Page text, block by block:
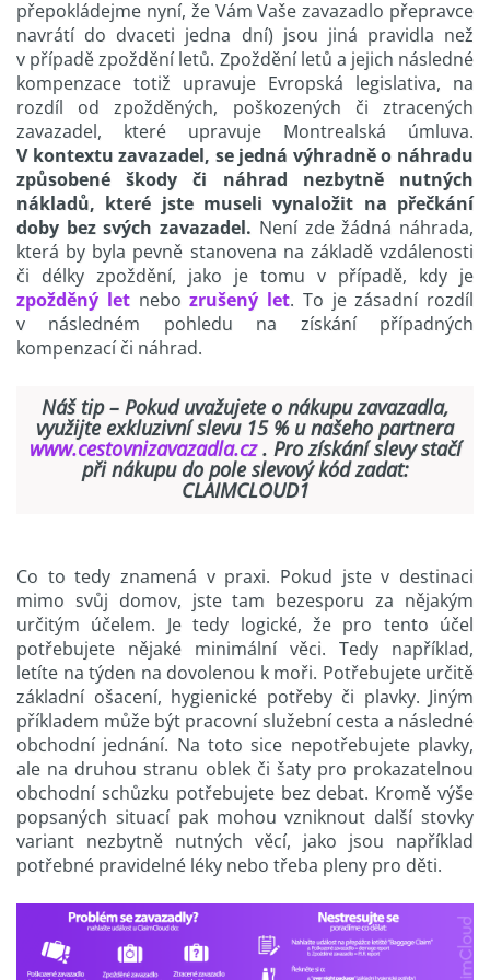
přepokládejme nyní, že Vám Vaše zavazadlo přepravce
navrátí do dvaceti jedna dní) jsou jiná pravidla než
v případě zpoždění letů. Zpoždění letů a jejich následné
kompenzace totiž upravuje Evropská legislativa, na
rozdíl od zpožděných, poškozených či ztracených
zavazadel, které upravuje Montrealská úmluva.
V kontextu zavazadel, se jedná výhradně o náhradu
způsobené škody či náhrad nezbytně nutných
nákladů, které jste museli vynaložit na přečkání
doby bez svých zavazadel. Není zde žádná náhrada,
která by byla pevně stanovena na základě vzdálenosti
či délky zpoždění, jako je tomu v případě, kdy je
zpožděný letnebozrušený let. To je zásadní rozdíl
v následném pohledu na získání případných
kompenzací či náhrad.
Náš tip – Pokud uvažujete o nákupu zavazadla,
využijte exkluzivní slevu 15 % u našeho partnera
www.cestovnizavazadla.cz. Pro získání slevy stačí
při nákupu do pole slevový kód zadat:
CLAIMCLOUD1
Co to tedy znamená v praxi. Pokud jste v destinaci
mimo svůj domov, jste tam bezesporu za nějakým
určitým účelem. Je tedy logické, že pro tento účel
potřebujete nějaké minimální věci. Tedy například,
letíte na týden na dovolenou k moři. Potřebujete určitě
základní ošacení, hygienické potřeby či plavky. Jiným
příkladem může být pracovní služební cesta a následné
obchodní jednání. Na toto sice nepotřebujete plavky,
ale na druhou stranu oblek či šaty pro prokazatelnou
obchodní schůzku potřebujete bez debat. Kromě výše
popsaných situací pak mohou vzniknout další stovky
variant nezbytně nutných věcí, jako jsou například
potřebné pravidelné léky nebo třeba pleny pro děti.